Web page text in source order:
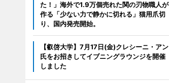
た！」海外で1.9万個売れた関の刃物職人が
作る「少ない力で静かに切れる」猫用爪切
り、国内発売開始。
【叡啓大学】7月17日(金)クレシーニ・アン
氏をお招きしてイブニングラウンジを開催
しました